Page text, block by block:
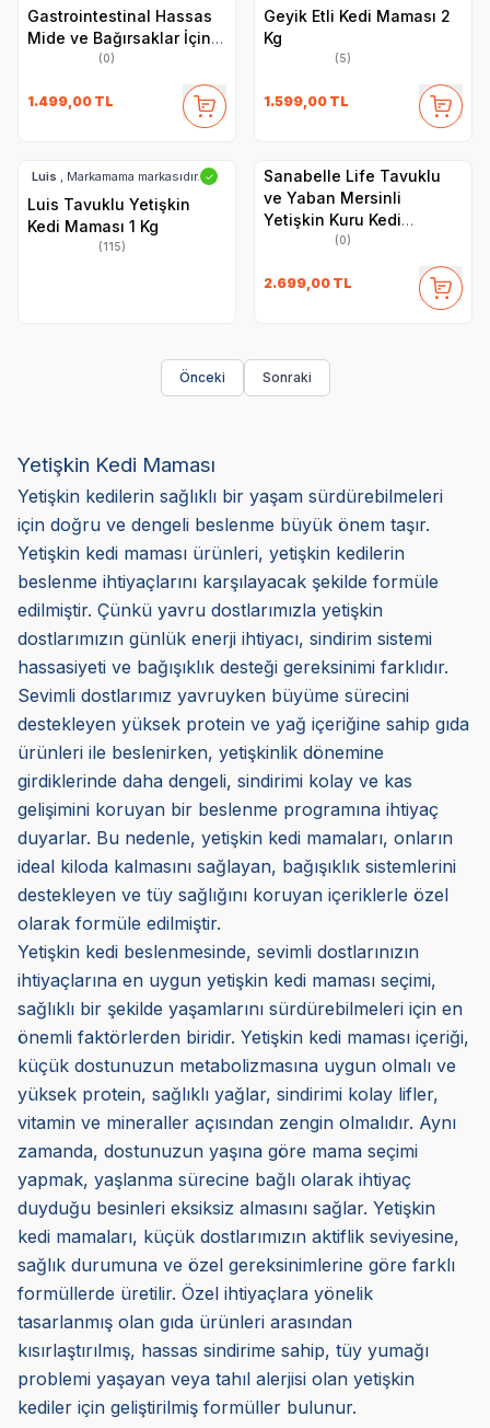
Gastrointestinal Hassas
Mide ve Bağırsaklar İçin
Özel Formül Kedi Maması
(0)
1.499,00 TL
Geyik Etli Kedi Maması 2
Kg
(5)
1.599,00 TL
Luis , Markamama markasıdır. ✓
Luis Tavuklu Yetişkin
Kedi Maması 1 Kg
(115)
Sanabelle Life Tavuklu
ve Yaban Mersinli
Yetişkin Kuru Kedi
Maması 8 Kg
(0)
2.699,00 TL
Önceki Sonraki
Yetişkin Kedi Maması
Yetişkin kedilerin sağlıklı bir yaşam sürdürebilmeleri
için doğru ve dengeli beslenme büyük önem taşır.
Yetişkin kedi maması ürünleri, yetişkin kedilerin
beslenme ihtiyaçlarını karşılayacak şekilde formüle
edilmiştir. Çünkü yavru dostlarımızla yetişkin
dostlarımızın günlük enerji ihtiyacı, sindirim sistemi
hassasiyeti ve bağışıklık desteği gereksinimi farklıdır.
Sevimli dostlarımız yavruyken büyüme sürecini
destekleyen yüksek protein ve yağ içeriğine sahip gıda
ürünleri ile beslenirken, yetişkinlik dönemine
girdiklerinde daha dengeli, sindirimi kolay ve kas
gelişimini koruyan bir beslenme programına ihtiyaç
duyarlar. Bu nedenle, yetişkin kedi mamaları, onların
ideal kiloda kalmasını sağlayan, bağışıklık sistemlerini
destekleyen ve tüy sağlığını koruyan içeriklerle özel
olarak formüle edilmiştir.
Yetişkin kedi beslenmesinde, sevimli dostlarınızın
ihtiyaçlarına en uygun yetişkin kedi maması seçimi,
sağlıklı bir şekilde yaşamlarını sürdürebilmeleri için en
önemli faktörlerden biridir. Yetişkin kedi maması içeriği,
küçük dostunuzun metabolizmasına uygun olmalı ve
yüksek protein, sağlıklı yağlar, sindirimi kolay lifler,
vitamin ve mineraller açısından zengin olmalıdır. Aynı
zamanda, dostunuzun yaşına göre mama seçimi
yapmak, yaşlanma sürecine bağlı olarak ihtiyaç
duyduğu besinleri eksiksiz almasını sağlar. Yetişkin
kedi mamaları, küçük dostlarımızın aktiflik seviyesine,
sağlık durumuna ve özel gereksinimlerine göre farklı
formüllerde üretilir. Özel ihtiyaçlara yönelik
tasarlanmış olan gıda ürünleri arasından
kısırlaştırılmış, hassas sindirime sahip, tüy yumağı
problemi yaşayan veya tahıl alerjisi olan yetişkin
kediler için geliştirilmiş formüller bulunur.